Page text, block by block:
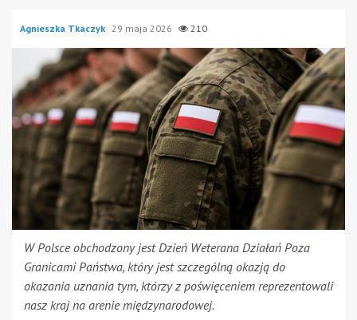
Agnieszka Tkaczyk 29 maja 2026 210
W Polsce obchodzony jest Dzień Weterana Działań Poza
Granicami Państwa, który jest szczególną okazją do
okazania uznania tym, którzy z poświęceniem reprezentowali
nasz kraj na arenie międzynarodowej.